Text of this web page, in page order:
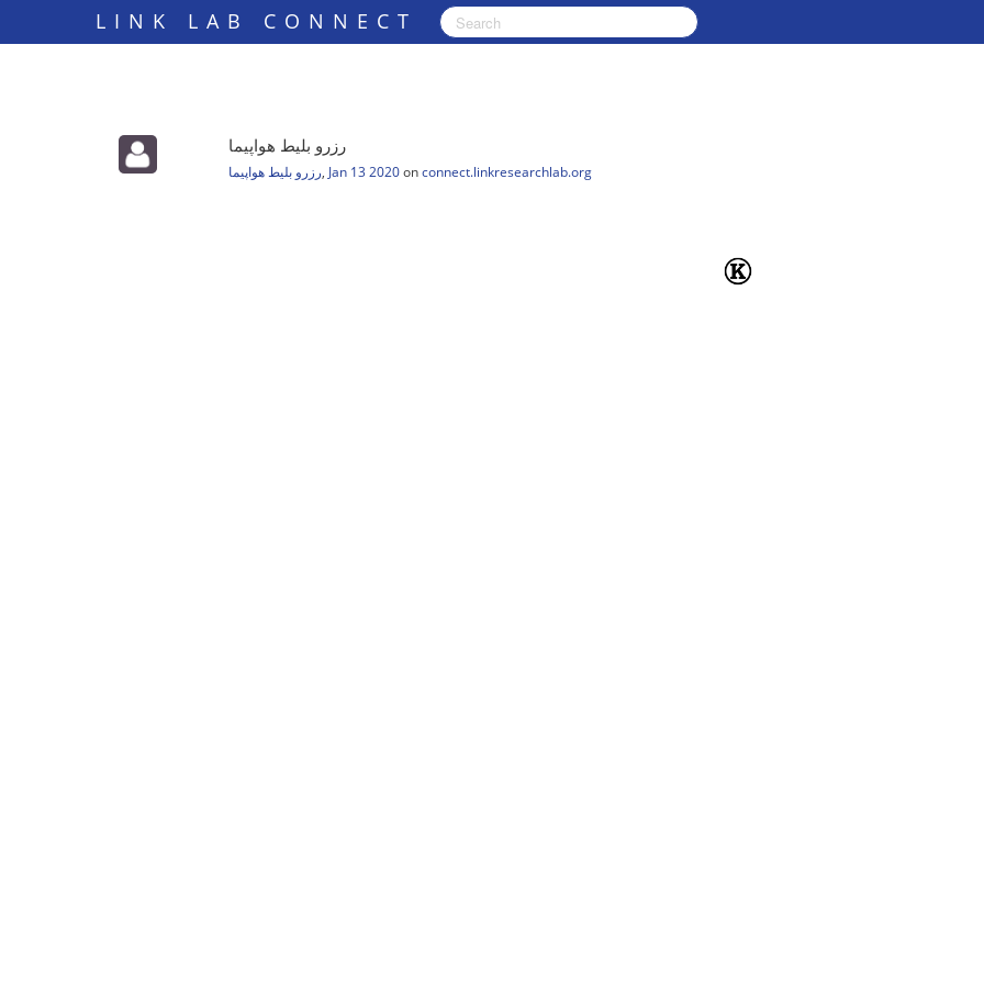
LINK LAB CONNECT
رزرو بلیط هواپیما
رزرو بلیط هواپیما, Jan 13 2020 on connect.linkresearchlab.org